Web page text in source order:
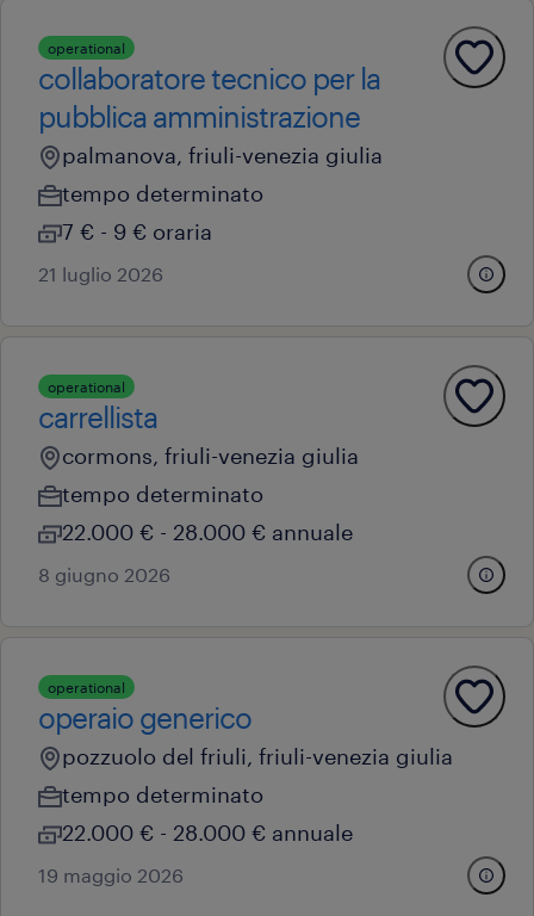
operational
collaboratore tecnico per la
pubblica amministrazione
palmanova, friuli-venezia giulia
tempo determinato
7 € - 9 € oraria
21 luglio 2026
operational
carrellista
cormons, friuli-venezia giulia
tempo determinato
22.000 € - 28.000 € annuale
8 giugno 2026
operational
operaio generico
pozzuolo del friuli, friuli-venezia giulia
tempo determinato
22.000 € - 28.000 € annuale
19 maggio 2026